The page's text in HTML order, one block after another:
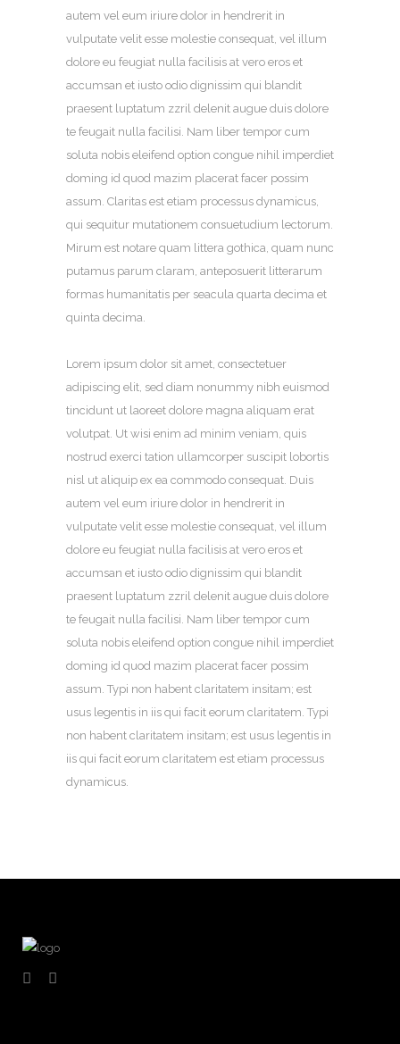
autem vel eum iriure dolor in hendrerit in
vulputate velit esse molestie consequat, vel illum
dolore eu feugiat nulla facilisis at vero eros et
accumsan et iusto odio dignissim qui blandit
praesent luptatum zzril delenit augue duis dolore
te feugait nulla facilisi. Nam liber tempor cum
soluta nobis eleifend option congue nihil imperdiet
doming id quod mazim placerat facer possim
assum. Claritas est etiam processus dynamicus,
qui sequitur mutationem consuetudium lectorum.
Mirum est notare quam littera gothica, quam nunc
putamus parum claram, anteposuerit litterarum
formas humanitatis per seacula quarta decima et
quinta decima.
Lorem ipsum dolor sit amet, consectetuer
adipiscing elit, sed diam nonummy nibh euismod
tincidunt ut laoreet dolore magna aliquam erat
volutpat. Ut wisi enim ad minim veniam, quis
nostrud exerci tation ullamcorper suscipit lobortis
nisl ut aliquip ex ea commodo consequat. Duis
autem vel eum iriure dolor in hendrerit in
vulputate velit esse molestie consequat, vel illum
dolore eu feugiat nulla facilisis at vero eros et
accumsan et iusto odio dignissim qui blandit
praesent luptatum zzril delenit augue duis dolore
te feugait nulla facilisi. Nam liber tempor cum
soluta nobis eleifend option congue nihil imperdiet
doming id quod mazim placerat facer possim
assum. Typi non habent claritatem insitam; est
usus legentis in iis qui facit eorum claritatem. Typi
non habent claritatem insitam; est usus legentis in
iis qui facit eorum claritatem est etiam processus
dynamicus.